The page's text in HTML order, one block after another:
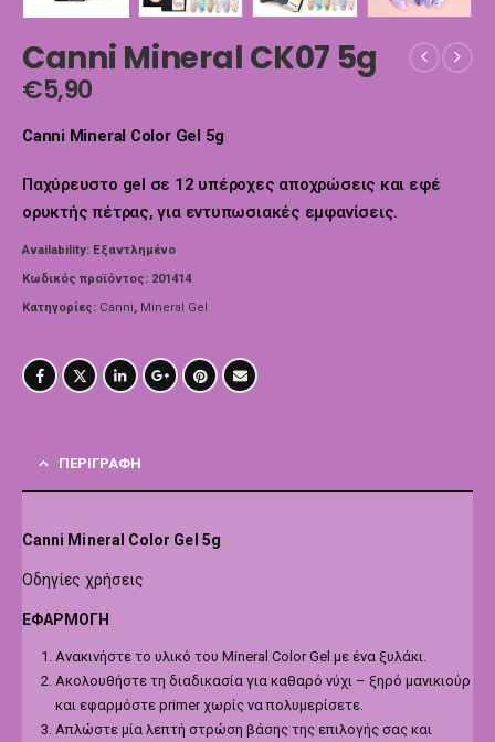
Canni Mineral CK07 5g
€5,90
Canni Mineral Color Gel 5g
Παχύρευστο gel σε 12 υπέροχες αποχρώσεις και εφέ
ορυκτής πέτρας, για εντυπωσιακές εμφανίσεις.
Availability: Εξαντλημένο
Κωδικός προϊόντος: 201414
Κατηγορίες: Canni Mineral Gel
ΠΕΡΙΓΡΑΦΉ
Canni Mineral Color Gel 5g
Οδηγίες χρήσεις
ΕΦΑΡΜΟΓΗ
Ανακινήστε το υλικό του Mineral Color Gel με ένα ξυλάκι.
Ακολουθήστε τη διαδικασία για καθαρό νύχι – ξηρό μανικιούρ
και εφαρμόστε primer χωρίς να πολυμερίσετε.
Απλώστε μία λεπτή στρώση βάσης της επιλογής σας και